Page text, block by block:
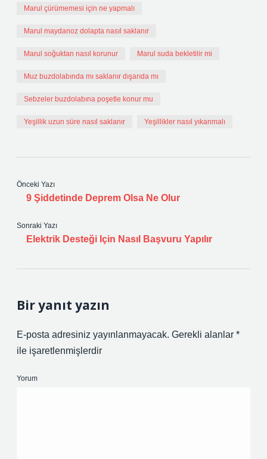
Marul çürümemesi için ne yapmalı
Marul maydanoz dolapta nasıl saklanır
Marul soğuktan nasıl korunur Marul suda bekletilir mi
Muz buzdolabında mı saklanır dışarıda mı
Sebzeler buzdolabına poşetle konur mu
Yeşillik uzun süre nasıl saklanır Yeşillikler nasıl yıkanmalı
Önceki Yazı
9 Şiddetinde Deprem Olsa Ne Olur
Sonraki Yazı
Elektrik Desteği Için Nasıl Başvuru Yapılır
Bir yanıt yazın
E-posta adresiniz yayınlanmayacak. Gerekli alanlar *
ile işaretlenmişlerdir
Yorum